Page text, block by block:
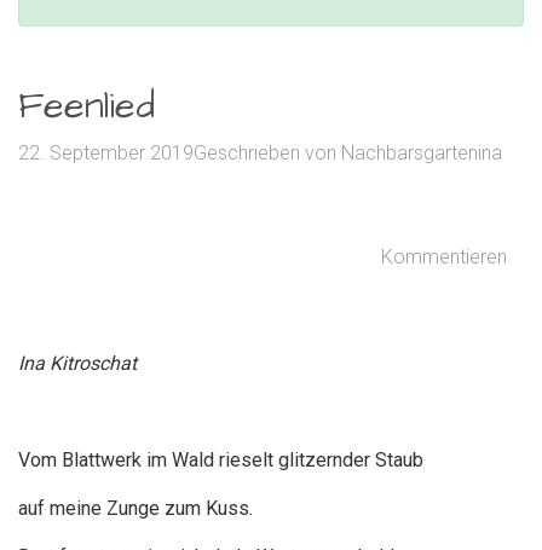
Feenlied
22. September 2019Geschrieben von Nachbarsgartenina
Kommentieren
Ina Kitroschat
Vom Blattwerk im Wald rieselt glitzernder Staub
auf meine Zunge zum Kuss.